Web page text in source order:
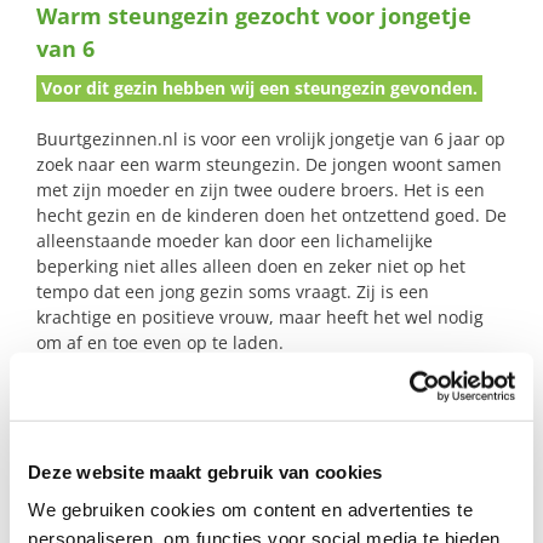
Deze website maakt gebruik van cookies
We gebruiken cookies om content en advertenties te
personaliseren, om functies voor social media te bieden
naar:
Warm steungezin gezocht voor jongetje
van 6
Voor dit gezin hebben wij een steungezin gevonden.
Buurtgezinnen.nl is voor een vrolijk jongetje van 6 jaar op
zoek naar een warm steungezin. De jongen woont samen
met zijn moeder en zijn twee oudere broers. Het is een
hecht gezin en de kinderen doen het ontzettend goed. De
alleenstaande moeder kan door een lichamelijke
beperking niet alles alleen doen en zeker niet op het
tempo dat een jong gezin soms vraagt. Zij is een
krachtige en positieve vrouw, maar heeft het wel nodig
om af en toe even op te laden.
buitenspelen, vooral van klimmen, klauteren en
zijn Ipad (niet te vaak :-)).
We zoeken een gezin dat het leuk vindt om deze jongen